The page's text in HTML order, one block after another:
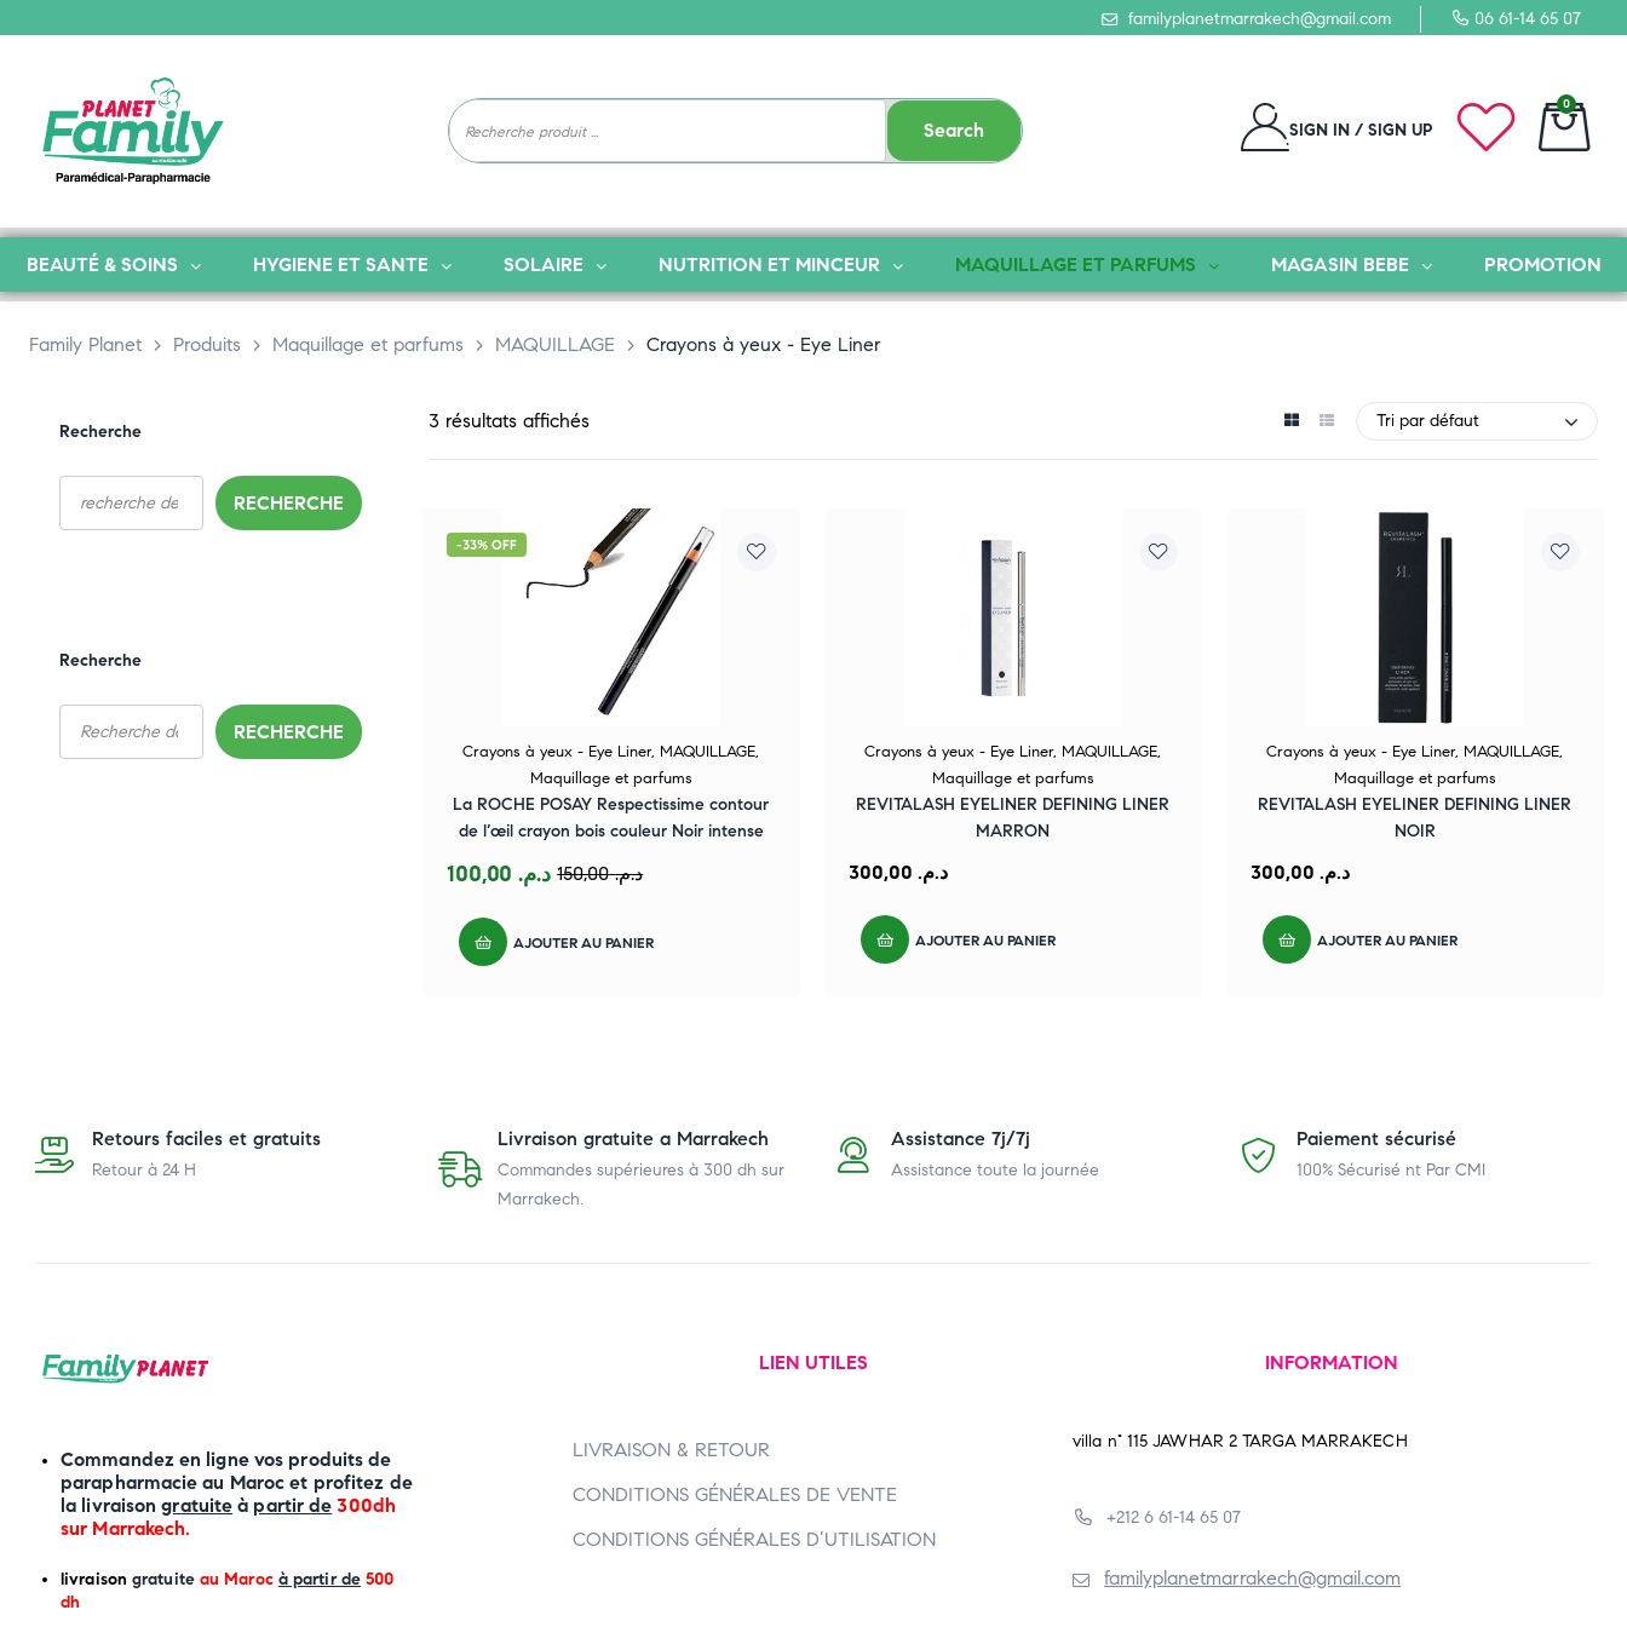
familyplanetmarrakech@gmail.com 06 61-14 65 07
Search SIGN IN / SIGN UP
0
BEAUTÉ & SOINS HYGIENE ET SANTE SOLAIRE NUTRITION ET MINCEUR MAQUILLAGE ET PARFUMS MAGASIN BEBE PROMOTION
Family Planet > Produits > Maquillage et parfums > MAQUILLAGE > Crayons à yeux - Eye Liner
3 résultats affichés Tri par défaut
-33% OFF
Crayons à yeux - Eye Liner, MAQUILLAGE,
Maquillage et parfums
La ROCHE POSAY Respectissime contour
de l’œil crayon bois couleur Noir intense
د.م.150,00 د.م.
AJOUTER AU PANIER
Crayons à yeux - Eye Liner, MAQUILLAGE,
Maquillage et parfums
REVITALASH EYELINER DEFINING LINER
MARRON
د.م.
AJOUTER AU PANIER
Crayons à yeux - Eye Liner, MAQUILLAGE,
Maquillage et parfums
REVITALASH EYELINER DEFINING LINER
NOIR
د.م.
AJOUTER AU PANIER
Recherche
RECHERCHE
Recherche
RECHERCHE
Retours faciles et gratuits
Retour à 24 H
Livraison gratuite a Marrakech
Commandes supérieures à 300 dhsur
Marrakech.
Assistance 7j/7j
Assistance toute la journée
Paiement sécurisé
100% Sécurisé nt Par CMI
Commandez en ligne vos produits de
parapharmacie au Maroc et profitez de
la livraisongratuite à partir de 300dh
sur Marrakech.
livraison gratuiteau Maroc à partir de500
dh
LIEN UTILES
LIVRAISON & RETOUR
CONDITIONS GÉNÉRALES DE VENTE
CONDITIONS GÉNÉRALES D’UTILISATION
INFORMATION
villa n° 115 JAWHAR 2 TARGA MARRAKECH
+212 6 61-14 65 07
familyplanetmarrakech@gmail.com